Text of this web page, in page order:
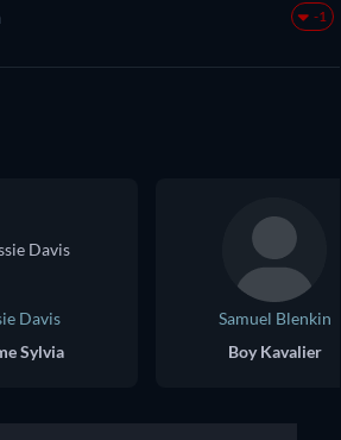
-1
Davis
Sylvia
Samuel Blenkin
Boy Kavalier